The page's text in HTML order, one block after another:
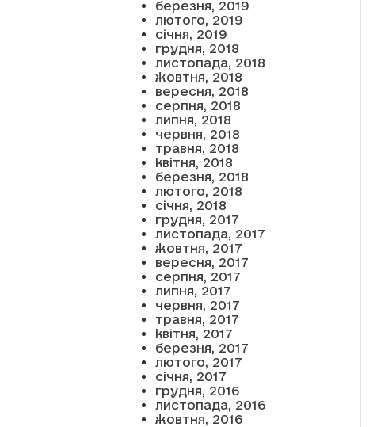
березня, 2019
лютого, 2019
січня, 2019
грудня, 2018
листопада, 2018
жовтня, 2018
вересня, 2018
серпня, 2018
липня, 2018
червня, 2018
травня, 2018
квітня, 2018
березня, 2018
лютого, 2018
січня, 2018
грудня, 2017
листопада, 2017
жовтня, 2017
вересня, 2017
серпня, 2017
липня, 2017
червня, 2017
травня, 2017
квітня, 2017
березня, 2017
лютого, 2017
січня, 2017
грудня, 2016
листопада, 2016
жовтня, 2016